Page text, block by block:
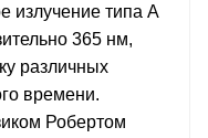
излучение типа А
365 нм,
различных
времени.
Робертом